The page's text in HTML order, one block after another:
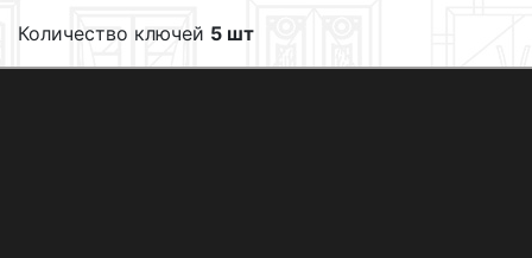
Количество ключей 5 шт